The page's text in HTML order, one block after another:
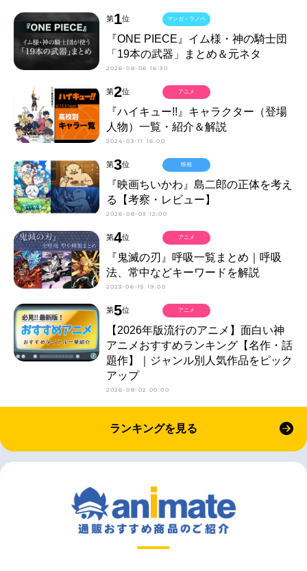
第1位
『ONE PIECE』イム様・神の騎士団
「19本の武器」まとめ＆元ネタ
2026-08-06 16:30
マンガ・ラノベ
第2位
『ハイキュー!!』キャラクター（登場
人物）一覧・紹介＆解説
2024-03-11 16:00
アニメ
第3位
『映画ちいかわ』島二郎の正体を考え
る【考察・レビュー】
2026-08-03 12:00
映画
第4位
『鬼滅の刃』呼吸一覧まとめ｜呼吸
法、常中などキーワードを解説
2023-06-15 19:00
アニメ
第5位
【2026年版流行のアニメ】面白い神
アニメおすすめランキング【名作・話
題作】｜ジャンル別人気作品をピック
アップ
2026-08-02 00:00
アニメ
ランキングを見る